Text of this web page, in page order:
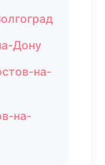
Дону
на-
на-